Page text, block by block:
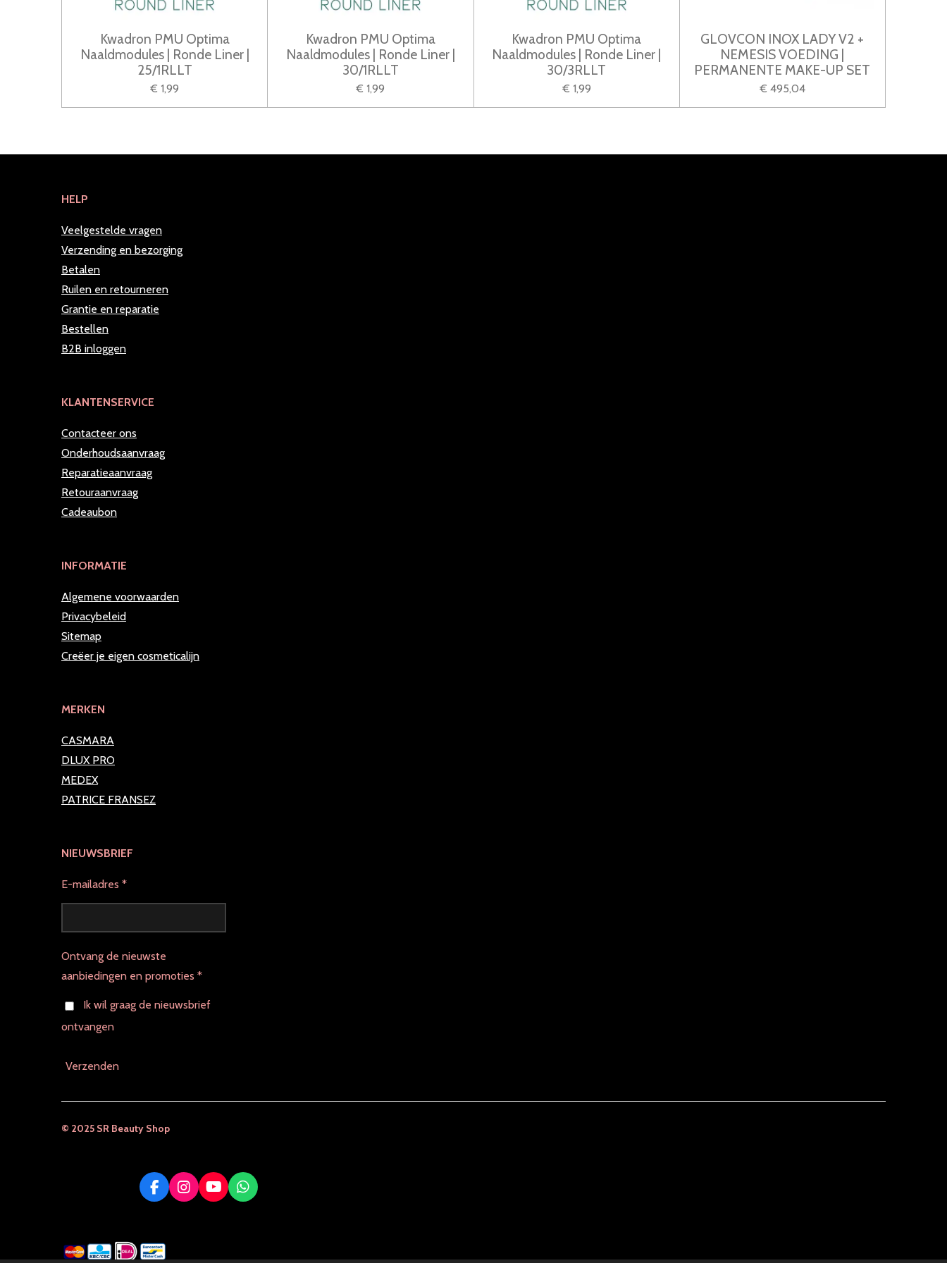
Kwadron PMU Optima
Naaldmodules | Ronde Liner |
25/1RLLT
€ 1,99
Kwadron PMU Optima
Naaldmodules | Ronde Liner |
30/1RLLT
€ 1,99
Kwadron PMU Optima
Naaldmodules | Ronde Liner |
30/3RLLT
€ 1,99
GLOVCON INOX LADY V2 +
NEMESIS VOEDING |
PERMANENTE MAKE-UP SET
€ 495,04
HELP
Veelgestelde vragen
Verzending en bezorging
Betalen
Ruilen en retourneren
Grantie en reparatie
Bestellen
B2B inloggen
KLANTENSERVICE
Contacteer ons
Onderhoudsaanvraag
Reparatieaanvraag
Retouraanvraag
Cadeaubon
INFORMATIE
Algemene voorwaarden
Privacybeleid
Sitemap
Creëer je eigen cosmeticalijn
MERKEN
CASMARA
DLUX PRO
MEDEX
PATRICE FRANSEZ
NIEUWSBRIEF
E-mailadres *
Ontvang de nieuwste
aanbiedingen en promoties *
Ik wil graag de nieuwsbrief
ontvangen
Verzenden
© 2025 SR Beauty Shop
F
a
b
o
I
n
g
Y
o
b
W
h
A